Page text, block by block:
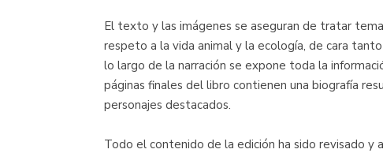
El texto y las imágenes se aseguran de tratar
respeto a la vida animal y la ecología, de cara
lo largo de la narración se expone toda la
páginas finales del libro contienen una biografía
personajes destacados.
Todo el contenido de la edición ha sido revisado